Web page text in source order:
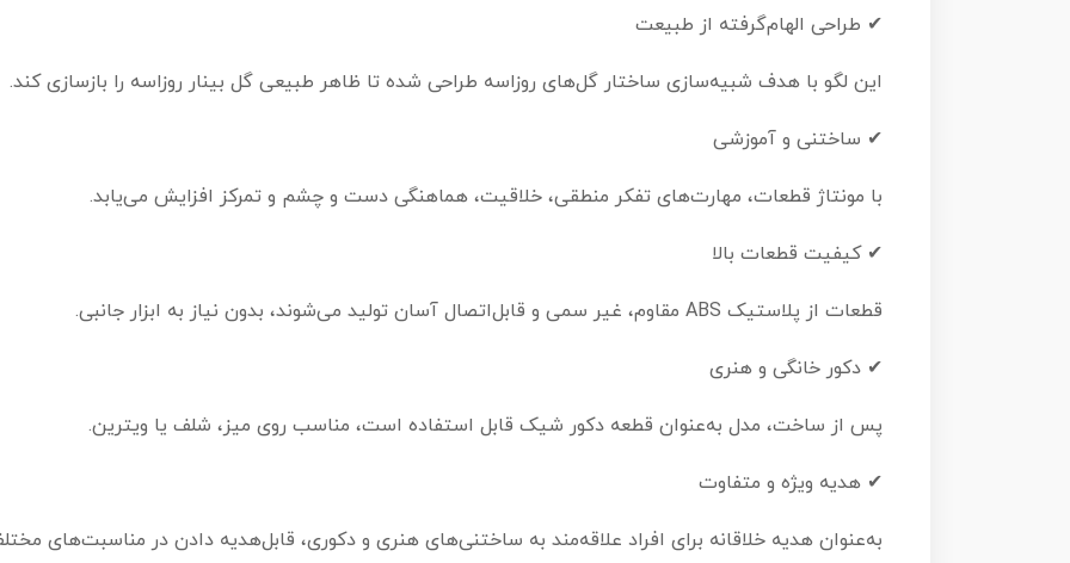
✔ طراحی الهام‌گرفته از طبیعت
این لگو با هدف شبیه‌سازی ساختار گل‌های روزاسه طراحی شده تا ظاهر طبیعی گل بینار روزاسه را بازسازی کند.
✔ ساختنی و آموزشی
با مونتاژ قطعات، مهارت‌های تفکر منطقی، خلاقیت، هماهنگی دست و چشم و تمرکز افزایش می‌یابد.
✔ کیفیت قطعات بالا
قطعات از پلاستیک ABS مقاوم، غیر سمی و قابل‌اتصال آسان تولید می‌شوند، بدون نیاز به ابزار جانبی.
✔ دکور خانگی و هنری
پس از ساخت، مدل به‌عنوان قطعه دکور شیک قابل استفاده است، مناسب روی میز، شلف یا ویترین.
✔ هدیه ویژه و متفاوت
به‌عنوان هدیه خلاقانه برای افراد علاقه‌مند به ساختنی‌های هنری و دکوری، قابل‌هدیه دادن در مناسبت‌های